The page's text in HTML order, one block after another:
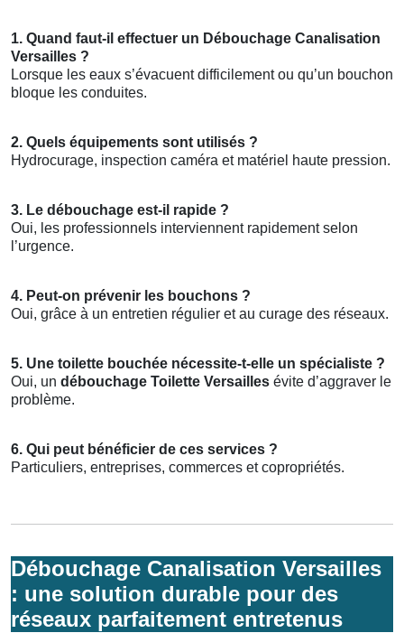
1. Quand faut-il effectuer un Débouchage Canalisation
Versailles ?
Lorsque les eaux s’évacuent difficilement ou qu’un bouchon
bloque les conduites.
2. Quels équipements sont utilisés ?
Hydrocurage, inspection caméra et matériel haute pression.
3. Le débouchage est-il rapide ?
Oui, les professionnels interviennent rapidement selon
l’urgence.
4. Peut-on prévenir les bouchons ?
Oui, grâce à un entretien régulier et au curage des réseaux.
5. Une toilette bouchée nécessite-t-elle un spécialiste ?
Oui, un débouchage Toilette Versailles évite d’aggraver le
problème.
6. Qui peut bénéficier de ces services ?
Particuliers, entreprises, commerces et copropriétés.
Débouchage Canalisation Versailles
: une solution durable pour des
réseaux parfaitement entretenus